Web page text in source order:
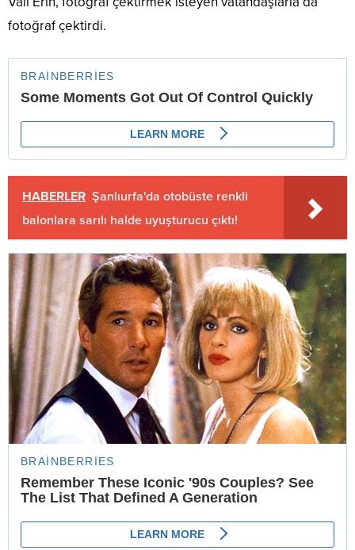
fotoğraf çektirdi.
HABERLER Şanlıurfa'da otobüste renkli
balonlara sarılı halde uyuşturucu çıktı!